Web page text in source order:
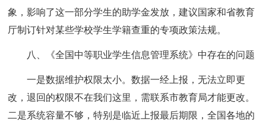
象，影响了这一部分学生的助学金发放，建议国家和省教育
厅制订针对某些学校学生学籍查重的专项政策法规。
八、《全国中等职业学生信息管理系统》中存在的问题
一是数据维护权限太小。数据一经上报，无法立即更
改，退回的权限不在我们这里，需联系市教育局才能更改。
二是系统容量不够，特别是临近上报最后期限，全国各地的